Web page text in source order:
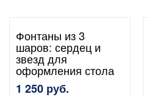
Фонтаны из 3
шаров: сердец и
звезд для
оформления стола
1 250 руб.